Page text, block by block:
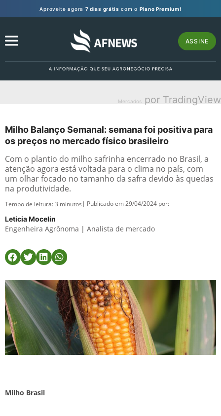
Aproveite agora 7 dias grátis com o Plano Premium!
ASSINE
Mercados por TradingView
Milho Balanço Semanal: semana foi positiva para
os preços no mercado físico brasileiro
Com o plantio do milho safrinha encerrado no Brasil, a
atenção agora está voltada para o clima no país, com
um olhar focado no tamanho da safra devido às quedas
na produtividade.
Tempo de leitura:3 minutos | Publicado em 29/04/2024 por:
Leticia Mocelin
Engenheira Agrônoma | Analista de mercado
Milho Brasil